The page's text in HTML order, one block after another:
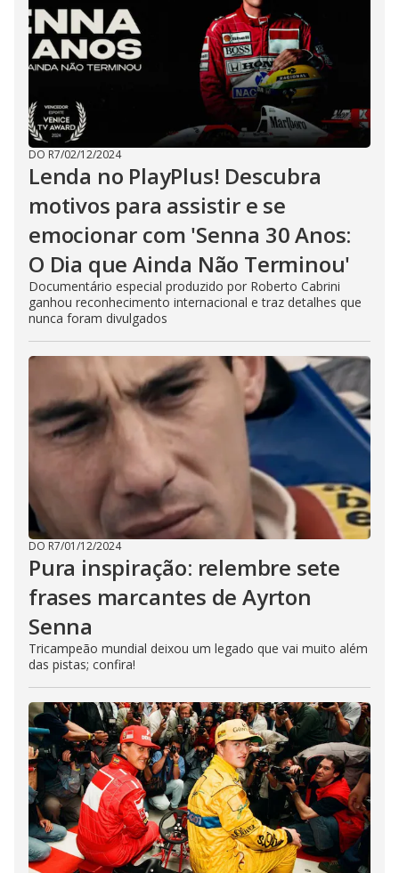
DO R7/02/12/2024
Lenda no PlayPlus! Descubra
motivos para assistir e se
emocionar com 'Senna 30 Anos:
O Dia que Ainda Não Terminou'
Documentário especial produzido por Roberto Cabrini
ganhou reconhecimento internacional e traz detalhes que
nunca foram divulgados
DO R7/01/12/2024
Pura inspiração: relembre sete
frases marcantes de Ayrton
Senna
Tricampeão mundial deixou um legado que vai muito além
das pistas; confira!